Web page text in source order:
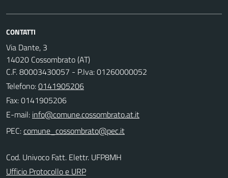
CONTATTI
Via Dante, 3
14020 Cossombrato (AT)
C.F. 80003430057 - P.Iva: 01260000052
Telefono:0141905206
Fax: 0141905206
E-mail:
PEC:
Cod. Univoco Fatt. Elettr. UFP8MH
Ufficio Protocollo e URP